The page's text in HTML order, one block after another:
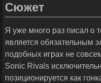
Сюжет
Я уже много раз писал о
является обязательным
подобных играх не
Sonic Rivals
позиционируется как